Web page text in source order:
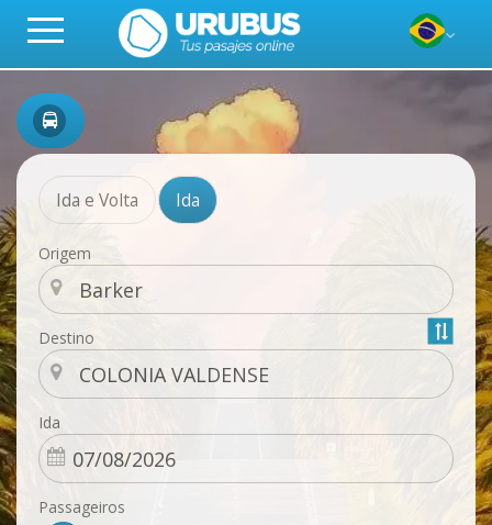
Ida e Volta Ida
Origem
Destino
Ida
Passageiros